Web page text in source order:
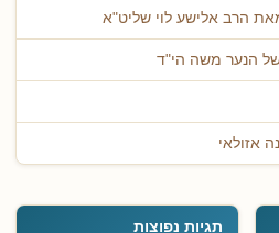
הרב אלישע לוי שליט"א
הנער משה הי"ד
אזולאי
תגיות נפוצות